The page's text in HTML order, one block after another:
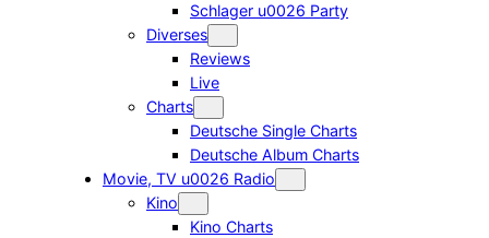
Schlager u0026 Party
Diverses
Reviews
Live
Charts
Deutsche Single Charts
Deutsche Album Charts
Movie, TV u0026 Radio
Kino
Kino Charts